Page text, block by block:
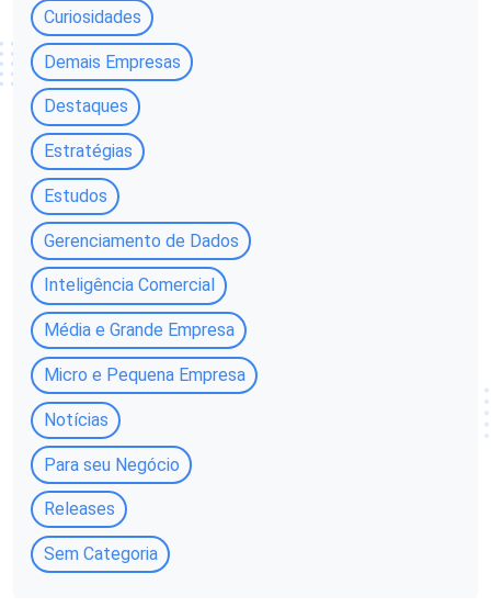
Curiosidades
Demais Empresas
Destaques
Estratégias
Estudos
Gerenciamento de Dados
Inteligência Comercial
Média e Grande Empresa
Micro e Pequena Empresa
Notícias
Para seu Negócio
Releases
Sem Categoria